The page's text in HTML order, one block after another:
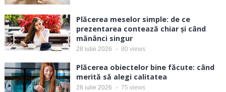
Plăcerea meselor simple: de ce
prezentarea contează chiar și când
mănânci singur
28 iulie 2026 80 views
Plăcerea obiectelor bine făcute: când
merită să alegi calitatea
28 iulie 2026 75 views